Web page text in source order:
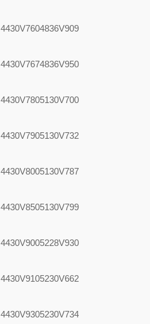
4430V7604836V909
4430V7674836V950
4430V7805130V700
4430V7905130V732
4430V8005130V787
4430V8505130V799
4430V9005228V930
4430V9105230V662
4430V9305230V734